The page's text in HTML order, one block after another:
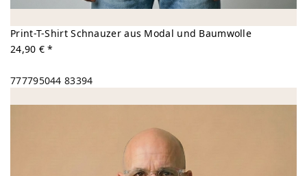
Print-T-Shirt Schnauzer aus Modal und Baumwolle
24,90 € *
777795044 83394